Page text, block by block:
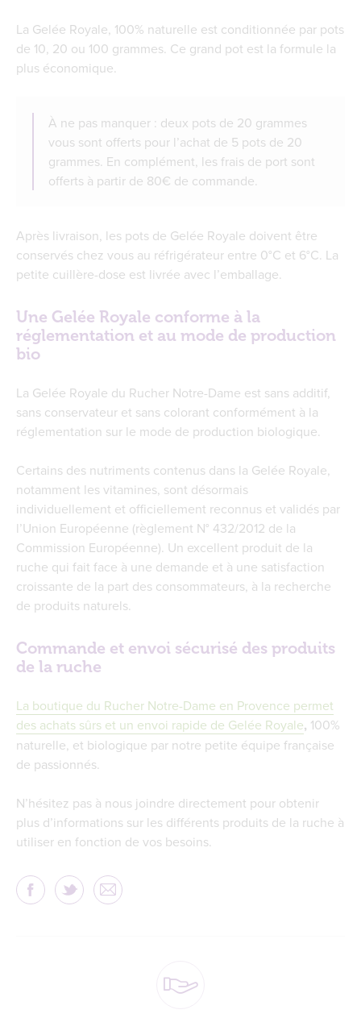
La Gelée Royale, 100% naturelle est conditionnée par pots
de 10, 20 ou 100 grammes. Ce grand pot est la formule la
plus économique.
À ne pas manquer : deux pots de 20 grammes
vous sont offerts pour l’achat de 5 pots de 20
grammes. En complément, les frais de port sont
offerts à partir de 80€ de commande.
Après livraison, les pots de Gelée Royale doivent être
conservés chez vous au réfrigérateur entre 0°C et 6°C. La
petite cuillère-dose est livrée avec l’emballage.
Une Gelée Royale conforme à la
réglementation et au mode de production
bio
La Gelée Royale du Rucher Notre-Dame est sans additif,
sans conservateur et sans colorant conformément à la
réglementation sur le mode de production biologique.
Certains des nutriments contenus dans la Gelée Royale,
notamment les vitamines, sont désormais
individuellement et officiellement reconnus et validés par
l’Union Européenne (règlement N° 432/2012 de la
Commission Européenne). Un excellent produit de la
ruche qui fait face à une demande et à une satisfaction
croissante de la part des consommateurs, à la recherche
de produits naturels.
Commande et envoi sécurisé des produits
de la ruche
La boutique du Rucher Notre-Dame en Provence permet
des achats sûrs et un envoi rapide de Gelée Royale, 100%
naturelle, et biologique par notre petite équipe française
de passionnés.
N’hésitez pas à nous joindre directement pour obtenir
plus d’informations sur les différents produits de la ruche à
utiliser en fonction de vos besoins.